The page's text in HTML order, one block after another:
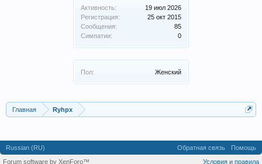
Активность:
19 июл 2026
Регистрация:
25 окт 2015
Сообщения:
85
Симпатии:
0
Пол: Женский
Главная Ryhpx
Russian (RU) Обратная связь
Помощь
Условия и правила
Forum software by XenForo™